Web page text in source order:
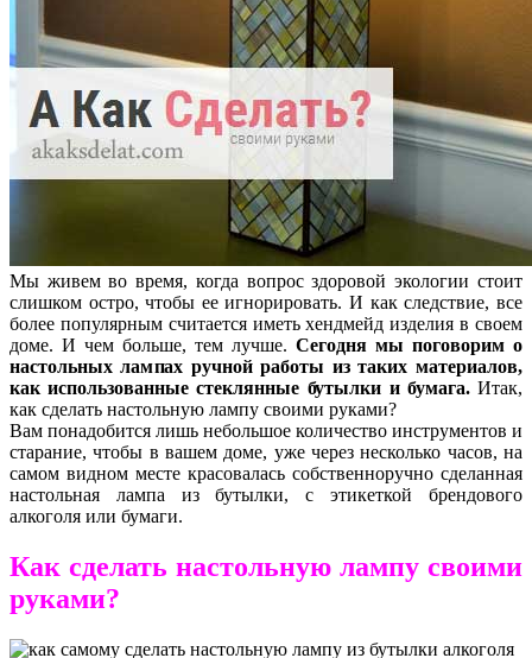
Мы живем во время, когда вопрос здоровой экологии стоит
слишком остро, чтобы ее игнорировать. И как следствие, все
более популярным считается иметь хендмейд изделия в своем
доме. И чем больше, тем лучше. Сегодня мы поговорим о
настольных лампах ручной работы из таких материалов,
как использованные стеклянные бутылки и бумага.Итак,
как сделать настольную лампу своими руками?
Вам понадобится лишь небольшое количество инструментов и
старание, чтобы в вашем доме, уже через несколько часов, на
самом видном месте красовалась собственноручно сделанная
настольная лампа из бутылки, с этикеткой брендового
алкоголя или бумаги.
Как сделать настольную лампу своими
руками?